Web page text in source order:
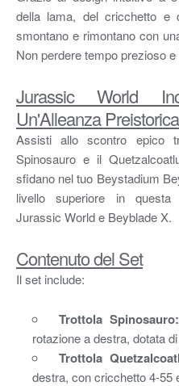
della lama, del cricchetto e
smontano e rimontano con
Non perdere tempo prezioso
Jurassic World
Un'Alleanza Preistorica
Assisti allo scontro epico
Spinosauro e il
sfidano nel tuo Beystadium
livello superiore in questa
Jurassic World e Beyblade X.
Contenuto del Set
Il set include:
Trottola Spinosauro:
rotazione a destra, dotata
Trottola
destra, con cricchetto 4-55